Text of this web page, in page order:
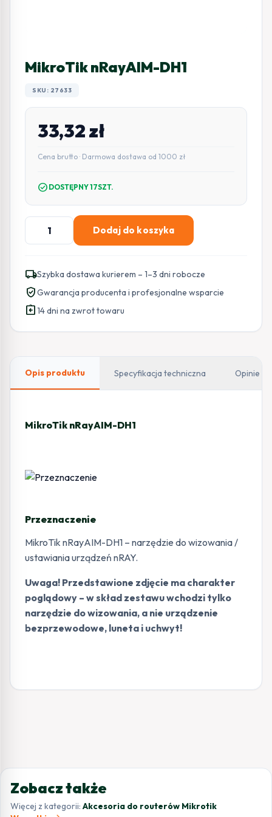
MikroTik nRayAIM-DH1
SKU: 27633
33,32zł
Cena brutto · Darmowa dostawa od 1000 zł
check_circle DOSTĘPNY 17SZT.
ilość
MikroTik
DH1
Dodaj do koszyka
local_shippingSzybka dostawa kurierem – 1–3 dni robocze
verified_userGwarancja producenta i profesjonalne wsparcie
assignment_return14 dni na zwrot towaru
Opis produktu Specyfikacja techniczna Opinie
MikroTik nRayAIM-DH1
Przeznaczenie
MikroTik nRayAIM-DH1 – narzędzie do wizowania /
ustawiania urządzeń nRAY.
Uwaga! Przedstawione zdjęcie ma charakter
poglądowy – w skład zestawu wchodzi tylko
narzędzie do wizowania, a nie urządzenie
bezprzewodowe, luneta i uchwyt!
Zobacz także
Więcej z kategorii: Akcesoria do routerów Mikrotik